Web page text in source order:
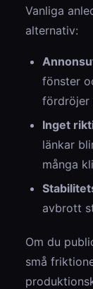
Vanliga
alternativ:
fönster
fördröjer
Inget
länkar
många
avbrott
Om du
små